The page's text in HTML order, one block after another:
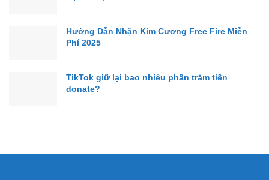
Hướng Dẫn Nhận Kim Cương Free Fire Miễn
Phí 2025
TikTok giữ lại bao nhiêu phần trăm tiền
donate?